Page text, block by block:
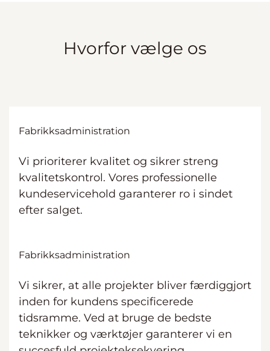
Hvorfor vælge os
Fabrikksadministration
Vi prioriterer kvalitet og sikrer streng
kvalitetskontrol. Vores professionelle
kundeservicehold garanterer ro i sindet
efter salget.
Fabrikksadministration
Vi sikrer, at alle projekter bliver færdiggjort
inden for kundens specificerede
tidsramme. Ved at bruge de bedste
teknikker og værktøjer garanterer vi en